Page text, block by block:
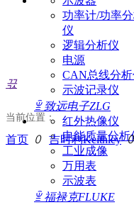
功率计/功率
仪
逻辑分析仪
电源
CAN总线分析
示波记录仪
ꁇ 致远电子ZLG
红外热像仪
电能质量分析
工业成像
万用表
示波表
ꁇ 福禄克FLUKE
끇
当前位置：
首页 ꄲ 吉时利Keithley ꄲ